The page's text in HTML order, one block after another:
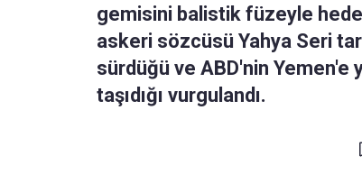
gemisini balistik füzeyle
askeri sözcüsü Yahya Seri
sürdüğü ve ABD'nin Yemen'e
taşıdığı vurgulandı.